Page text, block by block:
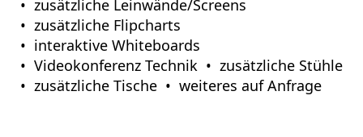
zusätzliche Leinwände/Screens
zusätzliche Flipcharts
interaktive Whiteboards
Videokonferenz Technik
zusätzliche Stühle
zusätzliche Tische
weiteres auf Anfrage